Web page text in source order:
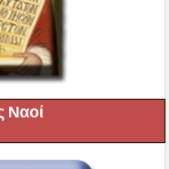
Ναοί